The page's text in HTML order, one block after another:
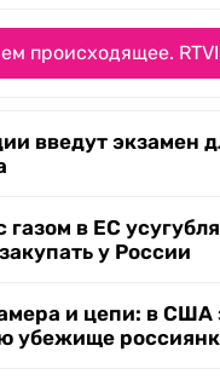
происходящее.
введут экзамен
газом в ЕС
у России
и цепи: в США
убежище